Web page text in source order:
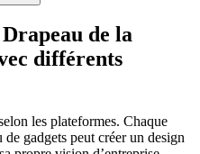
de la
différents
les plateformes. Chaque
gadgets peut créer un design